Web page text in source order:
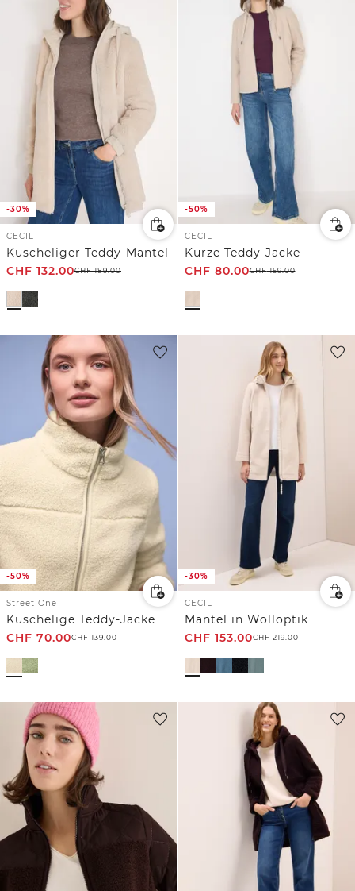
-30%
CECIL
Kuscheliger Teddy-Mantel
CHF 132.00CHF189.00
-50%
CECIL
Kurze Teddy-Jacke
CHF 80.00CHF159.00
-50%
Street One
Kuschelige Teddy-Jacke
CHF 70.00CHF139.00
-30%
CECIL
Mantel in Wolloptik
CHF 153.00CHF219.00